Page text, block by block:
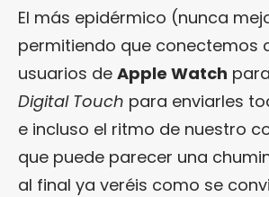
El más epidérmico (nunca
permitiendo que conectemos
usuarios de Apple Watch
Digital Touch para enviarles
e incluso el ritmo de nuestro
que puede parecer una
al final ya veréis como se